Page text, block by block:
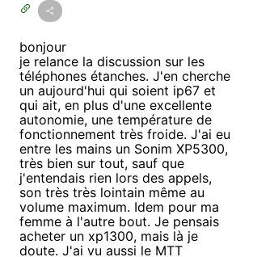
bonjour
je relance la discussion sur les
téléphones étanches. J'en cherche
un aujourd'hui qui soient ip67 et
qui ait, en plus d'une excellente
autonomie, une température de
fonctionnement très froide. J'ai eu
entre les mains un Sonim XP5300,
très bien sur tout, sauf que
j'entendais rien lors des appels,
son très très lointain même au
volume maximum. Idem pour ma
femme à l'autre bout. Je pensais
acheter un xp1300, mais là je
doute. J'ai vu aussi le MTT